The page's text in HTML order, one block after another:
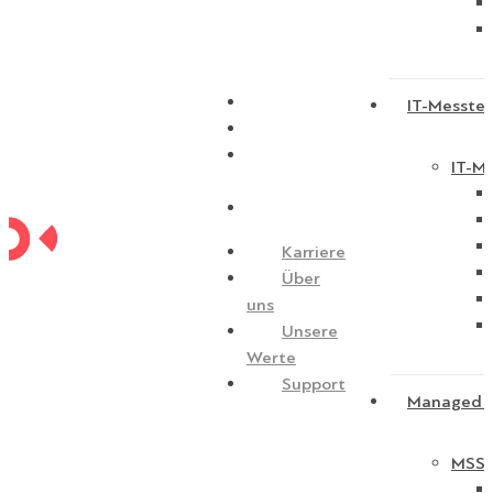
Karriere
Über
uns
Unsere
Werte
Support
IT-
IT-
Managed